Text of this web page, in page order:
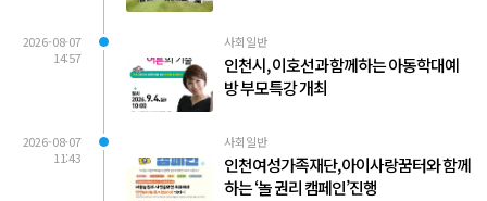
2026-08-07
14:57
사회일반
인천시, 이호선과 함께하는 아동학대예
방 부모특강 개최
2026-08-07
11:43
사회일반
인천여성가족재단, 아이사랑꿈터와 함께
하는 ‘놀 권리 캠페인’진행